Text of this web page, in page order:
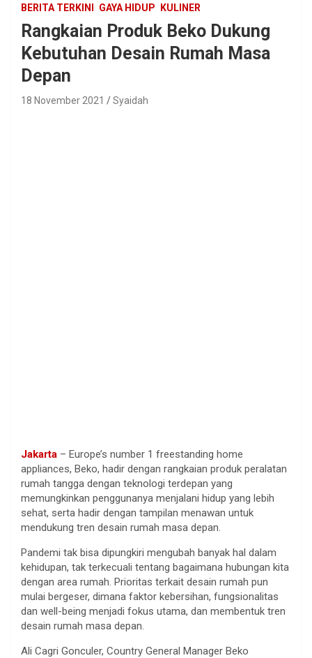
BERITA TERKINI GAYA HIDUP KULINER
Rangkaian Produk Beko Dukung
Kebutuhan Desain Rumah Masa
Depan
18 November 2021 Syaidah
Jakarta – Europe’s number 1 freestanding home
appliances, Beko, hadir dengan rangkaian produk peralatan
rumah tangga dengan teknologi terdepan yang
memungkinkan penggunanya menjalani hidup yang lebih
sehat, serta hadir dengan tampilan menawan untuk
mendukung tren desain rumah masa depan.
Pandemi tak bisa dipungkiri mengubah banyak hal dalam
kehidupan, tak terkecuali tentang bagaimana hubungan kita
dengan area rumah. Prioritas terkait desain rumah pun
mulai bergeser, dimana faktor kebersihan, fungsionalitas
dan well-being menjadi fokus utama, dan membentuk tren
desain rumah masa depan.
Ali Cagri Gonculer, Country General Manager Beko